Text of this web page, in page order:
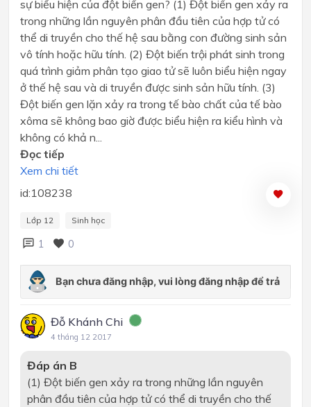
sự biểu hiện của đột biến gen? (1) Đột biến gen xảy ra
trong những lần nguyên phân đầu tiên của hợp tử có
thể di truyền cho thế hệ sau bằng con đường sinh sản
vô tính hoặc hữu tính. (2) Đột biến trội phát sinh trong
quá trình giảm phân tạo giao tử sẽ luôn biểu hiện ngay
ở thế hệ sau và di truyền được sinh sản hữu tính. (3)
Đột biến gen lặn xảy ra trong tế bào chất của tế bào
xôma sẽ không bao giờ được biểu hiện ra kiểu hình và
không có khả n...
Đọc tiếp
Xem chi tiết
id:108238
Lớp 12 Sinh học
1 0
Đỗ Khánh Chi
4 tháng 12 2017
Đáp án B
(1) Đột biến gen xảy ra trong những lần nguyên
phân đầu tiên của hợp tử có thể di truyền cho thế